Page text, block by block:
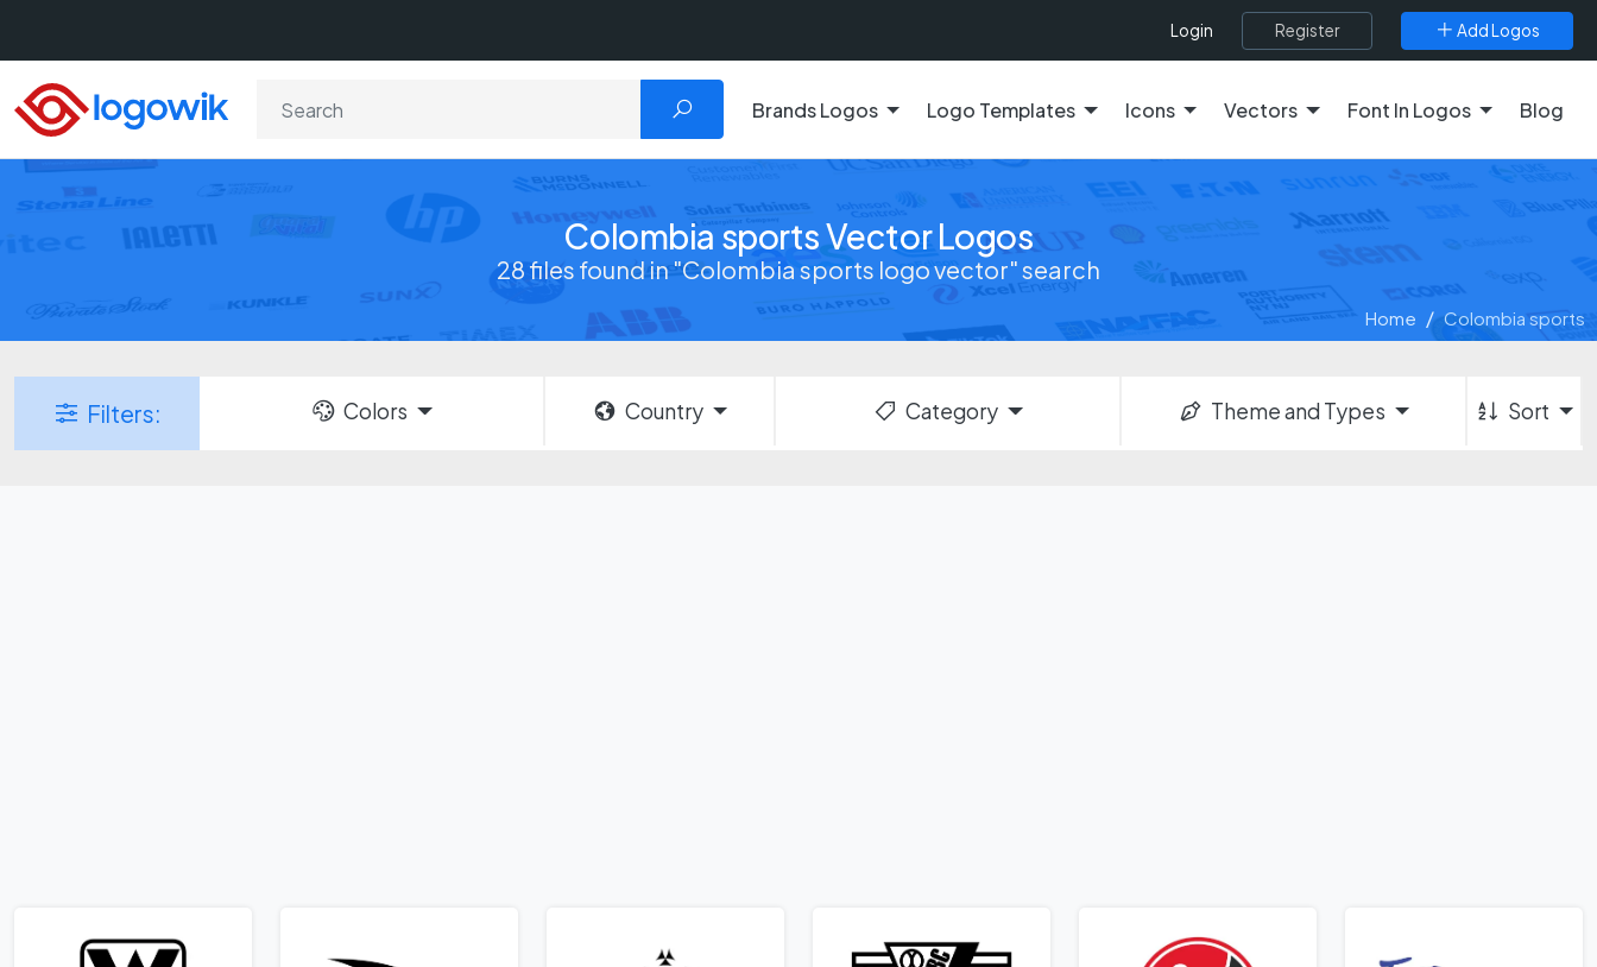
Login Register Add Logos
Brands Logos Logo Templates Icons Vectors Font In Logos Blog
Colombia sports Vector Logos
28 files found in "Colombia sports logo vector" search
Home Colombia sports
Filters: Colors Country Category Theme and Types Sort